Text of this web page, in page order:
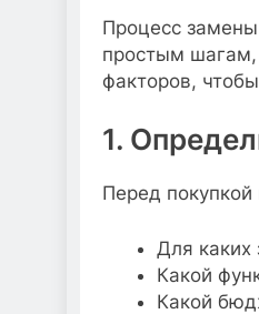
Процесс
простым шагам,
факторов,
1.
Перед покупкой
Для каких
Какой
Какой